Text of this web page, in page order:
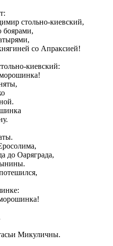
стольно-киевский,
боярами,
со Апраксией!
киевский:
до Oаряграда,
Микуличны.